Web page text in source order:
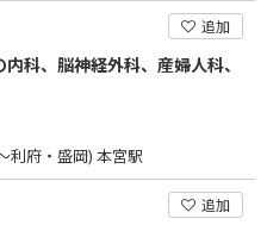
追加
科、脳神経外科、産婦人科、
利府・盛岡) 本宮駅
追加